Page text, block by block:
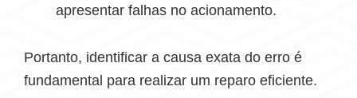
apresentar falhas no acionamento.
Portanto, identificar a causa exata do erro é
fundamental para realizar um reparo eficiente.